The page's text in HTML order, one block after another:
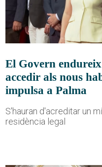
El Govern
accedir als nous
impulsa a Palma
S'hauran d'acreditar un
residència legal